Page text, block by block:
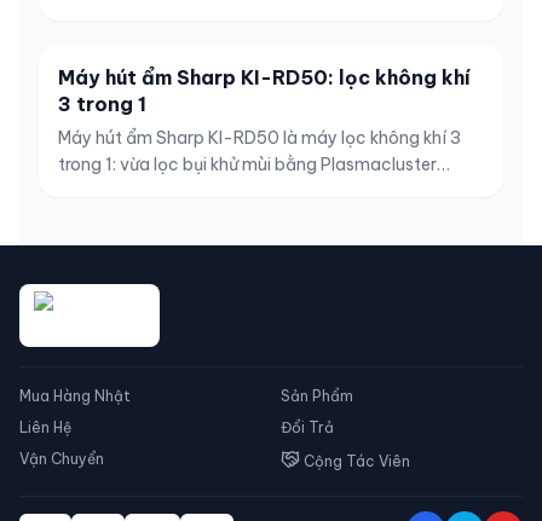
Máy hút ẩm Sharp KI-RD50: lọc không khí
3 trong 1
Máy hút ẩm Sharp KI-RD50 là máy lọc không khí 3
trong 1: vừa lọc bụi khử mùi bằng Plasmacluster
tiết ba chức năng, phân biệt rõ hút ẩm với tạo ẩm để
ý đây là hàng nội địa Nhật 100V cần biến áp tại Việt
Mua Hàng Nhật
Sản Phẩm
Liên Hệ
Đổi Trả
Vận Chuyển
Cộng Tác Viên